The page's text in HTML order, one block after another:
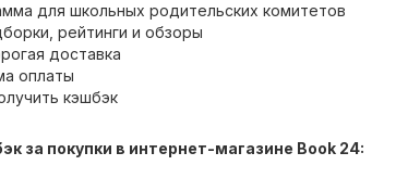
для школьных родительских комитетов
рейтинги и обзоры
доставка
оплаты
кэшбэк
за покупки в интернет-магазине Book 24: